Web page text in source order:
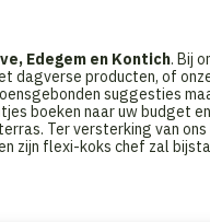
Edegem en Kontich. Bij
dagverse producten, of
suggesties
boeken naar uw budget
Ter versterking van
zijn flexi-koks chef zal